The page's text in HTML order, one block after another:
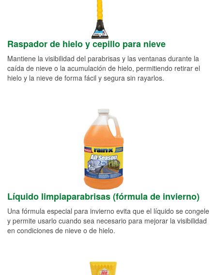
Raspador de hielo y cepillo para nieve
Mantiene la visibilidad del parabrisas y las ventanas durante la
caída de nieve o la acumulación de hielo, permitiendo retirar el
hielo y la nieve de forma fácil y segura sin rayarlos.
Líquido limpiaparabrisas (fórmula de invierno)
Una fórmula especial para invierno evita que el líquido se congele
y permite usarlo cuando sea necesario para mejorar la visibilidad
en condiciones de nieve o de hielo.